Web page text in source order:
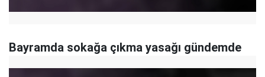
Bayramda sokağa çıkma yasağı gündemde